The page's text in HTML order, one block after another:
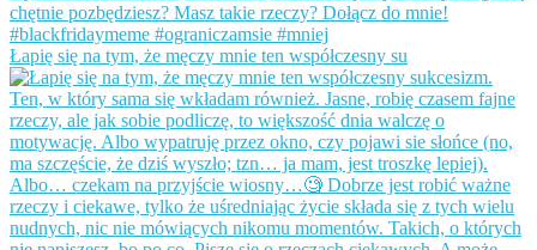
Łapię się na tym, że męczy mnie ten współczesny su